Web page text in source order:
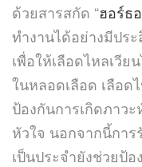
ด้วยสารสกัด “ฮอร์ธ
ทำงานได้อย่างมีปร
เพื่อให้เลือดไหลเวี
ในหลอดเลือด เลือด
ป้องกันการเกิดภาว
หัวใจ นอกจากนี้กา
เป็นประจำยังช่วยป้